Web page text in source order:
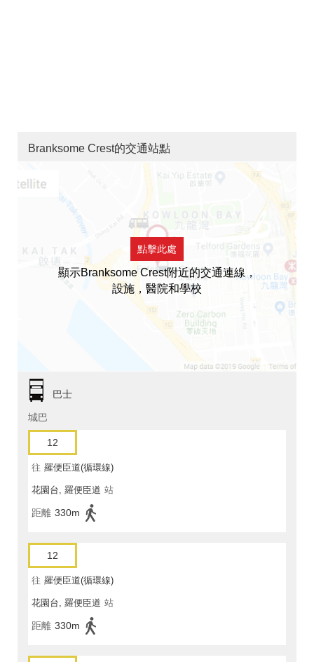
Branksome Crest的交通站點
點擊此處
顯示Branksome Crest附近的交通連線，
設施，醫院和學校
巴士
城巴
12
往 羅便臣道(循環線)
花園台, 羅便臣道 站
距離 330m
12
往 羅便臣道(循環線)
花園台, 羅便臣道 站
距離 330m